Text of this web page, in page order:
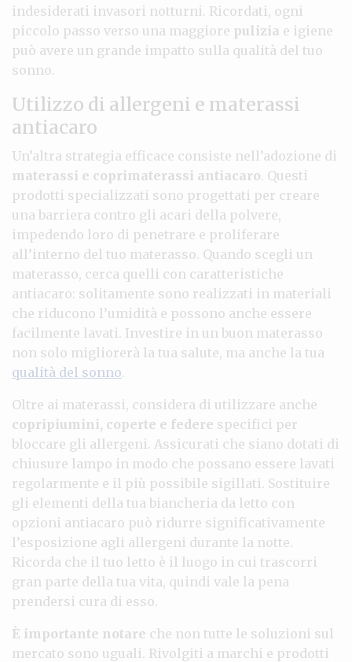
indesiderati invasori notturni. Ricordati, ogni
piccolo passo verso una maggiore pulizia e igiene
può avere un grande impatto sulla qualità del tuo
sonno.
Utilizzo di allergeni e materassi
antiacaro
Un’altra strategia efficace consiste nell’adozione di
materassi e coprimaterassi antiacaro. Questi
prodotti specializzati sono progettati per creare
una barriera contro gli acari della polvere,
impedendo loro di penetrare e proliferare
all’interno del tuo materasso. Quando scegli un
materasso, cerca quelli con caratteristiche
antiacaro: solitamente sono realizzati in materiali
che riducono l’umidità e possono anche essere
facilmente lavati. Investire in un buon materasso
non solo migliorerà la tua salute, ma anche la tua
qualità del sonno.
Oltre ai materassi, considera di utilizzare anche
copripiumini, coperte e federe specifici per
bloccare gli allergeni. Assicurati che siano dotati di
chiusure lampo in modo che possano essere lavati
regolarmente e il più possibile sigillati. Sostituire
gli elementi della tua biancheria da letto con
opzioni antiacaro può ridurre significativamente
l’esposizione agli allergeni durante la notte.
Ricorda che il tuo letto è il luogo in cui trascorri
gran parte della tua vita, quindi vale la pena
prendersi cura di esso.
È importante notare che non tutte le soluzioni sul
mercato sono uguali. Rivolgiti a marchi e prodotti